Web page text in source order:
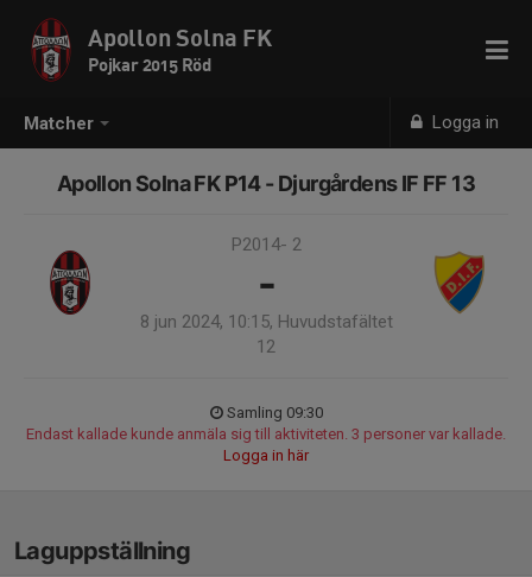
Matcher Logga in
Apollon Solna FK
Pojkar 2015 Röd
Apollon Solna FK P14 - Djurgårdens IF FF 13
P2014- 2
-
8 jun 2024, 10:15, Huvudstafältet
12
Samling 09:30
Endast kallade kunde anmäla sig till aktiviteten. 3 personer var kallade.
Logga in här
Laguppställning